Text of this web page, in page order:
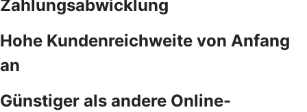
Zahlungsabwicklung
Hohe Kundenreichweite von Anfang
an
Günstiger als andere Online-